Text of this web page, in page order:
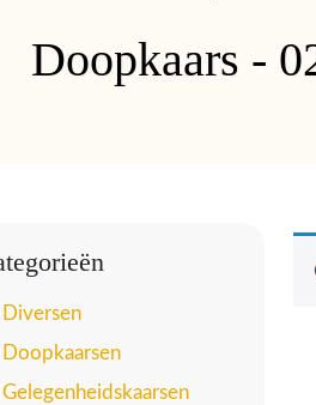
Doopkaars -
Diversen
Doopkaarsen
Gelegenheidskaarsen